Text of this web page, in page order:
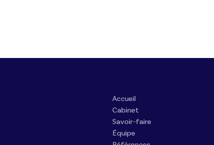
Accueil
Cabinet
Savoir-faire
Équipe